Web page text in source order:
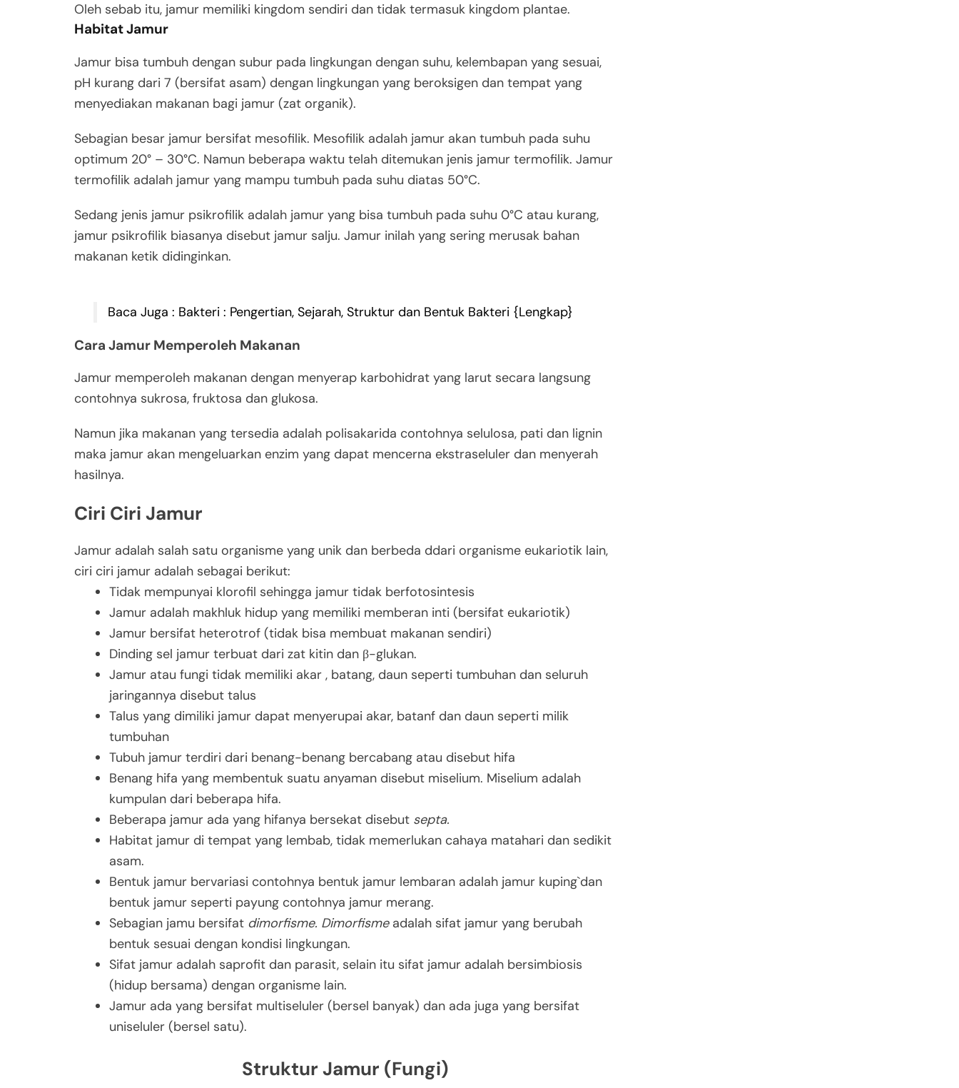
Oleh sebab itu, jamur memiliki kingdom sendiri dan tidak termasuk kingdom plantae.
Habitat Jamur
Jamur bisa tumbuh dengan subur pada lingkungan dengan suhu, kelembapan yang sesuai,
pH kurang dari 7 (bersifat asam) dengan lingkungan yang beroksigen dan tempat yang
menyediakan makanan bagi jamur (zat organik).
Sebagian besar jamur bersifat mesofilik. Mesofilik adalah jamur akan tumbuh pada suhu
optimum 20° – 30°C. Namun beberapa waktu telah ditemukan jenis jamur termofilik. Jamur
termofilik adalah jamur yang mampu tumbuh pada suhu diatas 50°C.
Sedang jenis jamur psikrofilik adalah jamur yang bisa tumbuh pada suhu 0°C atau kurang,
jamur psikrofilik biasanya disebut jamur salju. Jamur inilah yang sering merusak bahan
makanan ketik didinginkan.
Baca Juga : Bakteri : Pengertian, Sejarah, Struktur dan Bentuk Bakteri {Lengkap}
Cara Jamur Memperoleh Makanan
Jamur memperoleh makanan dengan menyerap karbohidrat yang larut secara langsung
contohnya sukrosa, fruktosa dan glukosa.
Namun jika makanan yang tersedia adalah polisakarida contohnya selulosa, pati dan lignin
maka jamur akan mengeluarkan enzim yang dapat mencerna ekstraseluler dan menyerah
hasilnya.
Ciri Ciri Jamur
Jamur adalah salah satu organisme yang unik dan berbeda ddari organisme eukariotik lain,
ciri ciri jamur adalah sebagai berikut:
Tidak mempunyai klorofil sehingga jamur tidak berfotosintesis
Jamur adalah makhluk hidup yang memiliki memberan inti (bersifat eukariotik)
Jamur bersifat heterotrof (tidak bisa membuat makanan sendiri)
Dinding sel jamur terbuat dari zat kitin dan β-glukan.
Jamur atau fungi tidak memiliki akar , batang, daun seperti tumbuhan dan seluruh
jaringannya disebut talus
Talus yang dimiliki jamur dapat menyerupai akar, batanf dan daun seperti milik
tumbuhan
Tubuh jamur terdiri dari benang-benang bercabang atau disebut hifa
Benang hifa yang membentuk suatu anyaman disebut miselium. Miselium adalah
kumpulan dari beberapa hifa.
Beberapa jamur ada yang hifanya bersekat disebut septa.
Habitat jamur di tempat yang lembab, tidak memerlukan cahaya matahari dan sedikit
asam.
Bentuk jamur bervariasi contohnya bentuk jamur lembaran adalah jamur kuping`dan
bentuk jamur seperti payung contohnya jamur merang.
Sebagian jamu bersifat dimorfisme. Dimorfisme adalah sifat jamur yang berubah
bentuk sesuai dengan kondisi lingkungan.
Sifat jamur adalah saprofit dan parasit, selain itu sifat jamur adalah bersimbiosis
(hidup bersama) dengan organisme lain.
Jamur ada yang bersifat multiseluler (bersel banyak) dan ada juga yang bersifat
uniseluler (bersel satu).
Struktur Jamur (Fungi)